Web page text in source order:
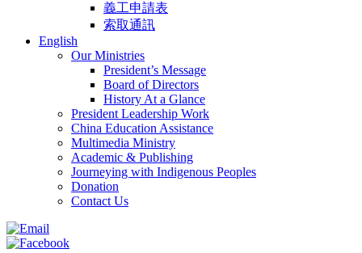
義工申請表
索取通訊
English
Our Ministries
President’s Message
Board of Directors
History At a Glance
President Leadership Work
China Education Assistance
Multimedia Ministry
Academic & Publishing
Journeying with Indigenous Peoples
Donation
Contact Us